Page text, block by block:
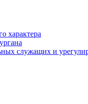
характера
служащих и